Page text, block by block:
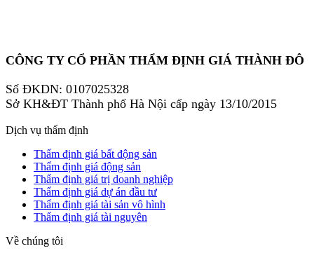
CÔNG TY CỔ PHẦN THẨM ĐỊNH GIÁ THÀNH ĐÔ
Số ĐKDN: 0107025328
Sở KH&ĐT Thành phố Hà Nội cấp ngày 13/10/2015
Dịch vụ thẩm định
Thẩm định giá bất động sản
Thẩm định giá động sản
Thẩm định giá trị doanh nghiệp
Thẩm định giá dự án đầu tư
Thẩm định giá tài sản vô hình
Thẩm định giá tài nguyên
Về chúng tôi